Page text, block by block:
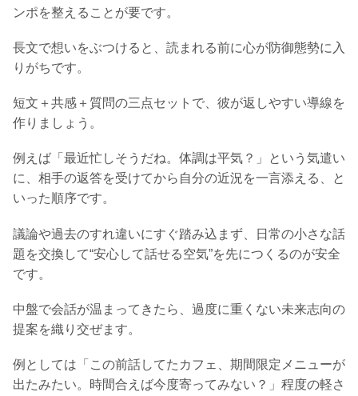
ンポを整えることが要です。
長文で想いをぶつけると、読まれる前に心が防御態勢に入
りがちです。
短文＋共感＋質問の三点セットで、彼が返しやすい導線を
作りましょう。
例えば「最近忙しそうだね。体調は平気？」という気遣い
に、相手の返答を受けてから自分の近況を一言添える、と
いった順序です。
議論や過去のすれ違いにすぐ踏み込まず、日常の小さな話
題を交換して“安心して話せる空気”を先につくるのが安全
です。
中盤で会話が温まってきたら、過度に重くない未来志向の
提案を織り交ぜます。
例としては「この前話してたカフェ、期間限定メニューが
出たみたい。時間合えば今度寄ってみない？」程度の軽さ